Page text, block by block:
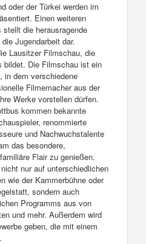
oder der Türkei werden im
Einen weiteren
die herausragende
Jugendarbeit dar.
Lausitzer Filmschau, die
Die Filmschau ist ein
in dem verschiedene
Filmemacher aus der
Werke vorstellen dürfen.
kommen bekannte
renommierte
und Nachwuchstalente
das besondere,
Flair zu genießen.
nur auf unterschiedlichen
wie der Kammerbühne oder
sondern auch
Programms aus von
und mehr. Außerdem wird
geben, die mit einem